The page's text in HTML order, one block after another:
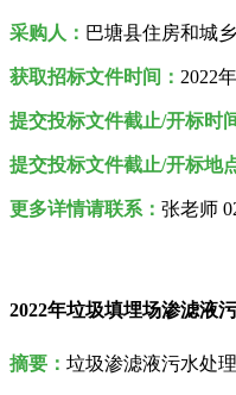
采购人 ： 巴塘县住房和城
获取招标文件时间： 2022
提交投标文件截止/开标时
提交投标文件截止/开标地
更多详情请联系： 张老师
2022年垃圾填埋场渗滤液
摘要： 垃圾渗滤液污水处理